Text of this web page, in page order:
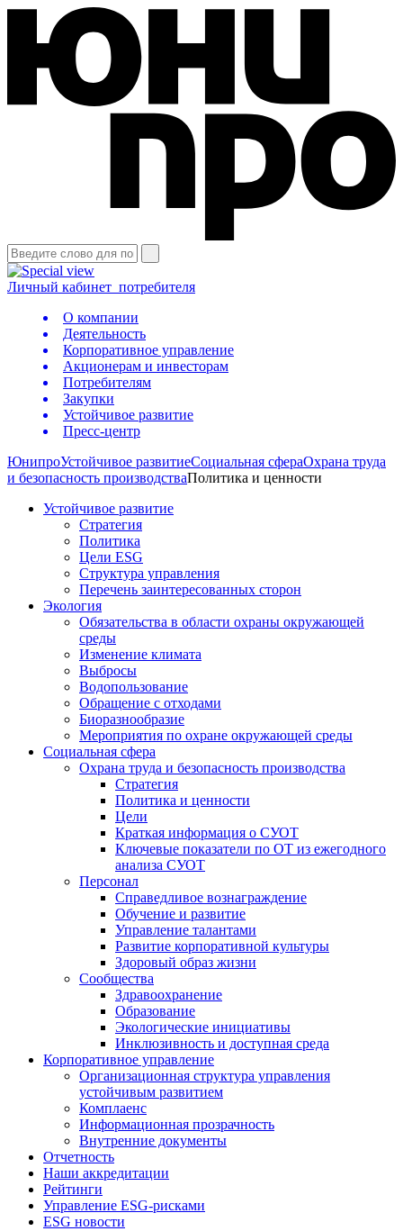
Личный кабинет потребителя
О компании
Деятельность
Корпоративное управление
Акционерам и инвесторам
Потребителям
Закупки
Устойчивое развитие
Пресс-центр
ЮнипроУстойчивое развитиеСоциальная сфераОхрана труда
и безопасность производстваПолитика и ценности
Устойчивое развитие
Стратегия
Политика
Цели ESG
Структура управления
Перечень заинтересованных сторон
Экология
Обязательства в области охраны окружающей
среды
Изменение климата
Выбросы
Водопользование
Обращение с отходами
Биоразнообразие
Мероприятия по охране окружающей среды
Социальная сфера
Охрана труда и безопасность производства
Стратегия
Политика и ценности
Цели
Краткая информация о СУОТ
Ключевые показатели по ОТ из ежегодного
анализа СУОТ
Персонал
Справедливое вознаграждение
Обучение и развитие
Управление талантами
Развитие корпоративной культуры
Здоровый образ жизни
Сообщества
Здравоохранение
Образование
Экологические инициативы
Инклюзивность и доступная среда
Корпоративное управление
Организационная структура управления
устойчивым развитием
Комплаенс
Информационная прозрачность
Внутренние документы
Отчетность
Наши аккредитации
Рейтинги
Управление ESG-рисками
ESG новости